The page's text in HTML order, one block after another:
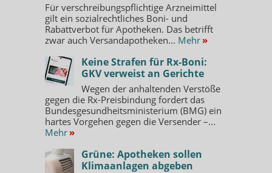
Für verschreibungspflichtige Arzneimittel
gilt ein sozialrechtliches Boni- und
Rabattverbot für Apotheken. Das betrifft
zwar auch Versandapotheken... Mehr »
Keine Strafen für Rx-Boni:
GKV verweist an Gerichte
Wegen der anhaltenden Verstöße
gegen die Rx-Preisbindung fordert das
Bundesgesundheitsministerium (BMG) ein
hartes Vorgehen gegen die Versender –...
Mehr »
Grüne: Apotheken sollen
Klimaanlagen abgeben